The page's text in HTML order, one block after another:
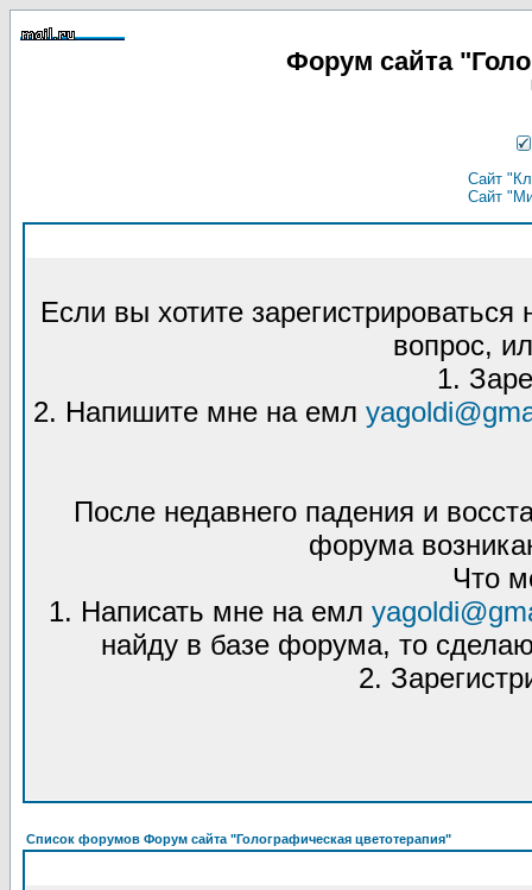
Форум сайта
Сайт
Сайт
Если вы хотите
вопрос,
1.
2. Напишите мне на емл
После недавнего падения и
форума
Что
1. Написать мне на емл
найду в базе форума, то
2.
Список форумов Форум сайта "Голографическая цветотерапия"